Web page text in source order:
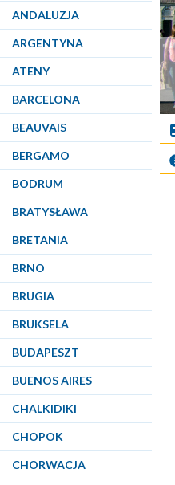
ANDALUZJA
ARGENTYNA
ATENY
BARCELONA
BEAUVAIS
BERGAMO
BODRUM
BRATYSŁAWA
BRETANIA
BRNO
BRUGIA
BRUKSELA
BUDAPESZT
BUENOS AIRES
CHALKIDIKI
CHOPOK
CHORWACJA